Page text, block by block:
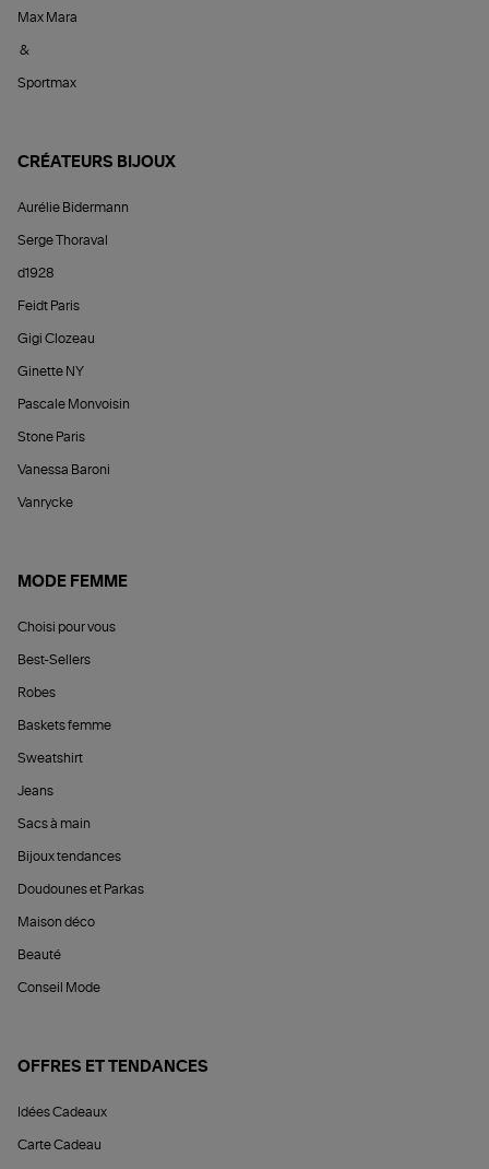
Max Mara
&
Sportmax
CRÉATEURS BIJOUX
Aurélie Bidermann
Serge Thoraval
d1928
Feidt Paris
Gigi Clozeau
Ginette NY
Pascale Monvoisin
Stone Paris
Vanessa Baroni
Vanrycke
MODE FEMME
Choisi pour vous
Best-Sellers
Robes
Baskets femme
Sweatshirt
Jeans
Sacs à main
Bijoux tendances
Doudounes et Parkas
Maison déco
Beauté
Conseil Mode
OFFRES ET TENDANCES
Idées Cadeaux
Carte Cadeau